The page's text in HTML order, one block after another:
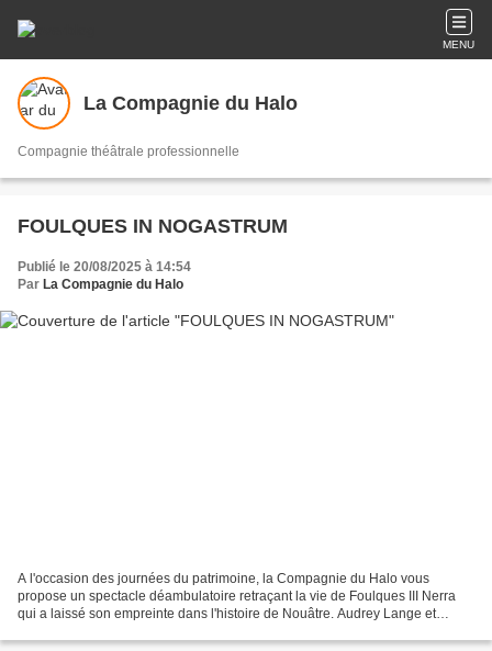
MENU
La Compagnie du Halo
Compagnie théâtrale professionnelle
FOULQUES IN NOGASTRUM
Publié le 20/08/2025 à 14:54
Par La Compagnie du Halo
A l'occasion des journées du patrimoine, la Compagnie du Halo vous
propose un spectacle déambulatoire retraçant la vie de Foulques III Nerra
qui a laissé son empreinte dans l'histoire de Nouâtre. Audrey Lange et